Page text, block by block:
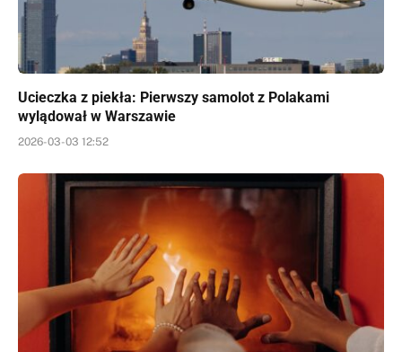
Ucieczka z piekła: Pierwszy samolot z Polakami
wylądował w Warszawie
2026-03-03 12:52